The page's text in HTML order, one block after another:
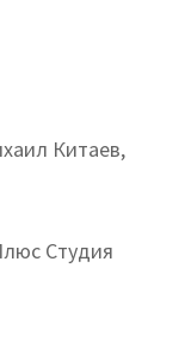
Китаев,
Студия